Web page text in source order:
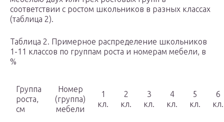
соответствии с ростом школьников в разных классах
(таблица 2).
Таблица 2. Примерное распределение школьников
1-11 классов по группам роста и номерам мебели, в
%
Группа
роста,
см
Номер
(группа)
мебели
1
кл.
2
кл.
3
кл.
4
кл.
5
кл.
6
кл.